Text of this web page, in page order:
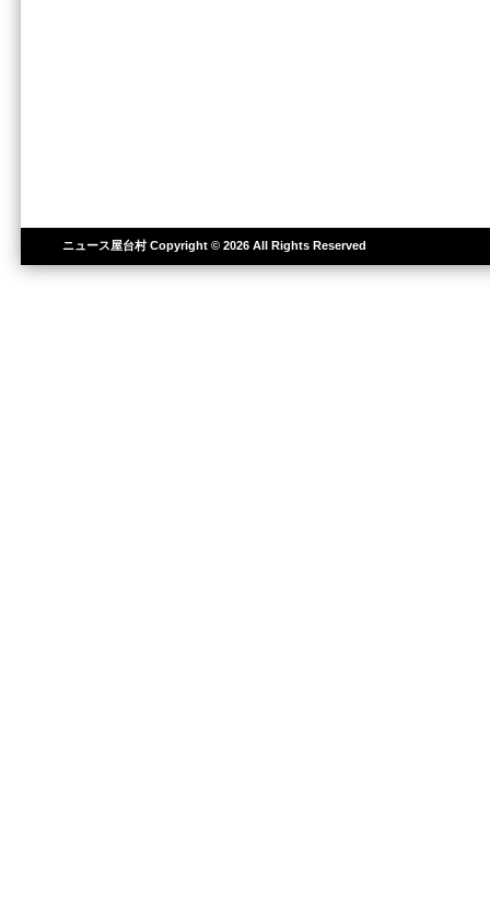
ニュース屋台村Copyright © 2026 All Rights Reserved